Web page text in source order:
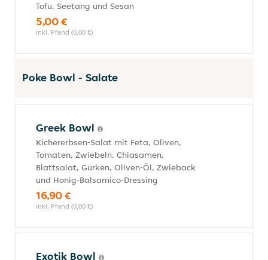
Tofu, Seetang und Sesan
5,00 €
inkl. Pfand (0,00 €)
Poke Bowl - Salate
Greek Bowl
Kichererbsen-Salat mit Feta, Oliven,
Tomaten, Zwiebeln, Chiasamen,
Blattsalat, Gurken, Oliven-Öl, Zwieback
und Honig-Balsamico-Dressing
16,90 €
inkl. Pfand (0,00 €)
Exotik Bowl